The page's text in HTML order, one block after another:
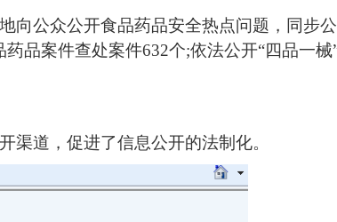
向公众公开食品药品安全热点问题，同步
品案件查处案件632个;依法公开“四品一械
渠道，促进了信息公开的法制化。